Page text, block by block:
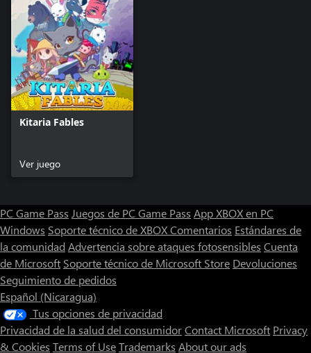
Kitaria Fables
Ver juego
PC Game Pass Juegos de PC Game Pass App XBOX en PC
Windows Soporte técnico de XBOXComentarios Estándares de
la comunidad Advertencia sobre ataques fotosensibles Cuenta
de Microsoft Soporte técnico de Microsoft Store Devoluciones
Seguimiento de pedidos
Español (Nicaragua)
Tus opciones de privacidad
Privacidad de la salud del consumidorContact Microsoft Privacy
& Cookies Terms of UseTrademarks About our ads